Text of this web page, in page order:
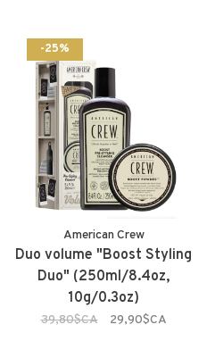
-25%
American Crew
Duo volume "Boost Styling
Duo" (250ml/8.4oz,
10g/0.3oz)
39,80$CA 29,90$CA